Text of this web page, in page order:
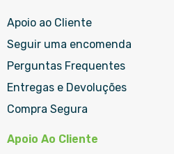
Apoio ao Cliente
Seguir uma encomenda
Perguntas Frequentes
Entregas e Devoluções
Compra Segura
Apoio Ao Cliente